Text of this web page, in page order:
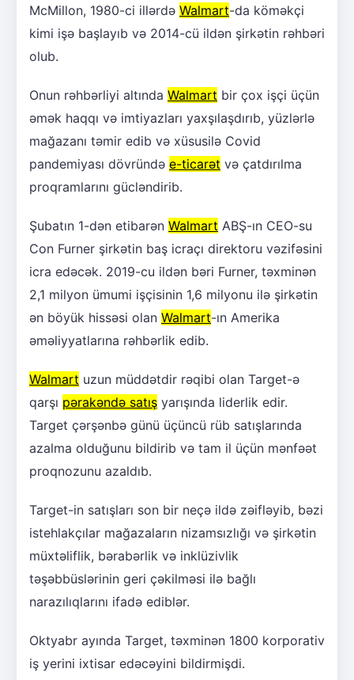
McMillon, 1980-ci illərdə Walmart-da köməkçi
kimi işə başlayıb və 2014-cü ildən şirkətin rəhbəri
olub.
Onun rəhbərliyi altında Walmart bir çox işçi üçün
əmək haqqı və imtiyazları yaxşılaşdırıb, yüzlərlə
mağazanı təmir edib və xüsusilə Covid
pandemiyası dövründə e-ticarət və çatdırılma
proqramlarını gücləndirib.
Şubatın 1-dən etibarən Walmart ABŞ-ın CEO-su
Con Furner şirkətin baş icraçı direktoru vəzifəsini
icra edəcək. 2019-cu ildən bəri Furner, təxminən
2,1 milyon ümumi işçisinin 1,6 milyonu ilə şirkətin
ən böyük hissəsi olan Walmart-ın Amerika
əməliyyatlarına rəhbərlik edib.
Walmart uzun müddətdir rəqibi olan Target-ə
qarşı pərakəndə satış yarışında liderlik edir.
Target çərşənbə günü üçüncü rüb satışlarında
azalma olduğunu bildirib və tam il üçün mənfəət
proqnozunu azaldıb.
Target-in satışları son bir neçə ildə zəifləyib, bəzi
istehlakçılar mağazaların nizamsızlığı və şirkətin
müxtəliflik, bərabərlik və inklüzivlik
təşəbbüslərinin geri çəkilməsi ilə bağlı
narazılıqlarını ifadə ediblər.
Oktyabr ayında Target, təxminən 1800 korporativ
iş yerini ixtisar edəcəyini bildirmişdi.